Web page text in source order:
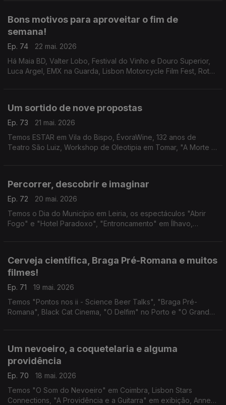
Bons motivos para aproveitar o fim de
semana!
Ep. 74
22 mai. 2026
Há Maia BD, Valter Lobo, Festival do Vinho e Douro Superior,
Luca Argel, EMX na Guarda, Lisbon Motorcycle Film Fest, Rota
Um sortido de nove propostas
Ep. 73
21 mai. 2026
Temos ESTAR em Vila do Bispo, ÉvoraWine, 132 anos de
Teatro São Luiz, Workshop de Oleotipia em Tomar, "A Morte e
Percorrer, descobrir e imaginar
Ep. 72
20 mai. 2026
Temos o Dia do Município em Leiria, os espectáculos "Abrir
Fogo" e "Hotel Paradoxo", "Entroncamento" em Ílhavo,
Cerveja científica, Braga Pré-Romana e muitos
filmes!
Ep. 71
19 mai. 2026
Temos "Pontos nos ii - Science Beer Talks", "Braga Pré-
Romana", Black Cat Cinema, "O Delfim" no Porto e "O Grande
Um nevoeiro, a coquetelaria e alguma
providência
Ep. 70
18 mai. 2026
Temos "O Som do Nevoeiro" em Coimbra, Lisbon Stars
Connections, "A Providência e a Guitarra" em exibição, Anne